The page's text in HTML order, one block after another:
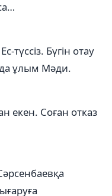
Бүгін отау
ұлым Мәди.
екен. Соған отказ